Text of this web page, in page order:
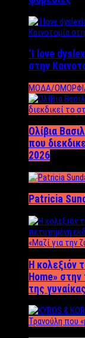
‘Ι love
στην
ΜΟΔΑ/
Ολίβια
που
2026
Patricia
Η κολεξιόν
Home»
της